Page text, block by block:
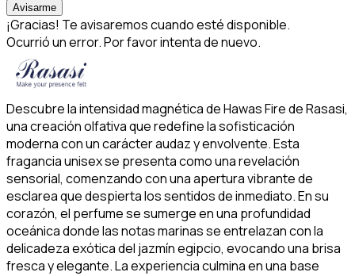
Avisarme
¡Gracias! Te avisaremos cuando esté disponible.
Ocurrió un error. Por favor intenta de nuevo.
Descubre la intensidad magnética de Hawas Fire de Rasasi,
una creación olfativa que redefine la sofisticación
moderna con un carácter audaz y envolvente. Esta
fragancia unisex se presenta como una revelación
sensorial, comenzando con una apertura vibrante de
esclarea que despierta los sentidos de inmediato. En su
corazón, el perfume se sumerge en una profundidad
oceánica donde las notas marinas se entrelazan con la
delicadeza exótica del jazmín egipcio, evocando una brisa
fresca y elegante. La experiencia culmina en una base